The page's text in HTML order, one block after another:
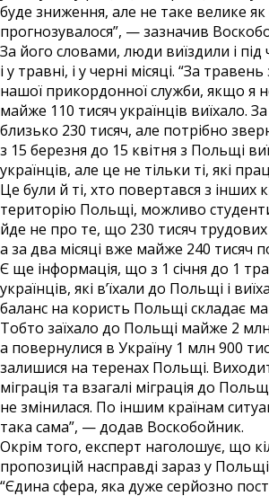
буде зниження, але не таке велике як
прогнозувалося”, — зазначив
За його словами, люди виїздили і під
і у травні, і у черні місяці. “За
нашої прикордонної служби, якщо я
майже 110 тисяч українців виїхало.
близько 230 тисяч, але потрібно
з 15 березня до 15 квітня з Польщі
українців, але це не тільки ті, які
Це були й ті, хто повертався з інших
територію Польщі, можливо
йде не про те, що 230 тисяч трудових
а за два місяці вже майже 240 тисяч
Є ще інформація, що з 1 січня до 1
українців, які в’їхали до Польщі і
баланс на користь Польщі складає
Тобто заїхало до Польщі майже 2 млн
а повернулися в Україну 1 млн 900
залишися на теренах Польщі.
міграція та взагалі міграція до
не змінилася. По іншим країнам
така сама”, — додав Воскобойник.
Окрім того, експерт наголошує, що
пропозицій насправді зараз у
“Єдина сфера, яка дуже серйозно